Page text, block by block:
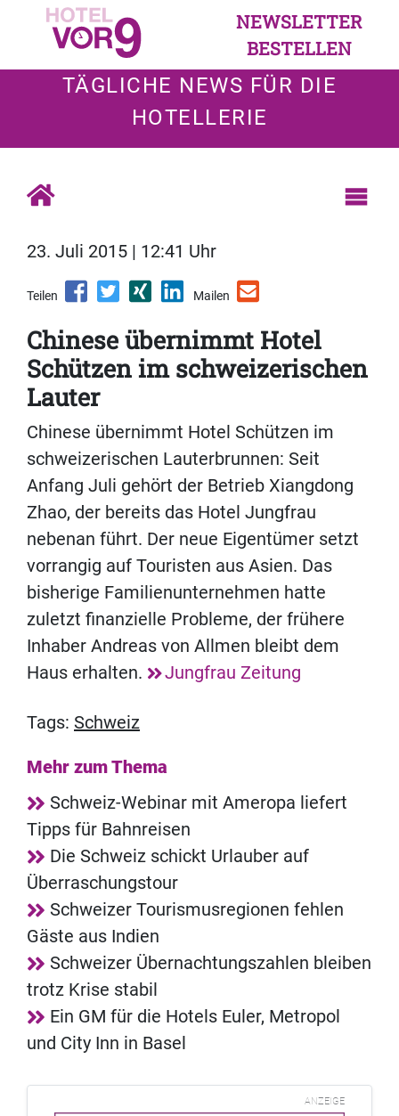
NEWSLETTER
BESTELLEN
TÄGLICHE NEWS FÜR DIE
HOTELLERIE
23. Juli 2015 | 12:41 Uhr
Teilen Mailen
Chinese übernimmt Hotel
Schützen im schweizerischen
Lauter
Chinese übernimmt Hotel Schützen im
schweizerischen Lauterbrunnen: Seit
Anfang Juli gehört der Betrieb Xiangdong
Zhao, der bereits das Hotel Jungfrau
nebenan führt. Der neue Eigentümer setzt
vorrangig auf Touristen aus Asien. Das
bisherige Familienunternehmen hatte
zuletzt finanzielle Probleme, der frühere
Inhaber Andreas von Allmen bleibt dem
Haus erhalten.
Jungfrau Zeitung
Tags: Schweiz
Mehr zum Thema
Schweiz-Webinar mit Ameropa liefert
Tipps für Bahnreisen
Die Schweiz schickt Urlauber auf
Überraschungstour
Schweizer Tourismusregionen fehlen
Gäste aus Indien
Schweizer Übernachtungszahlen bleiben
trotz Krise stabil
Ein GM für die Hotels Euler, Metropol
und City Inn in Basel
ANZEIGE